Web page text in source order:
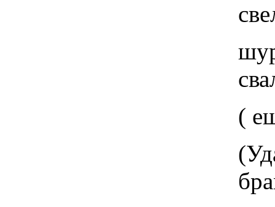
свел-
шур-
свал-
( еще
(Ударь два